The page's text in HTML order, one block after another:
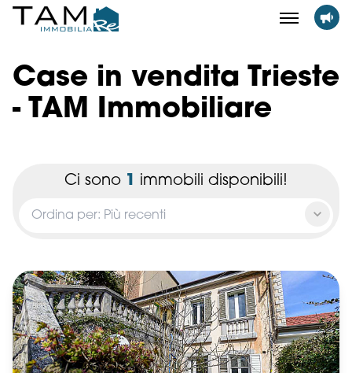
Case in vendita Trieste
- TAM Immobiliare
Ci sono 1 immobili disponibili!
Ordina per: Più recenti